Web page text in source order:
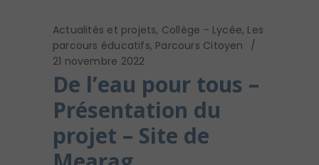
Actualités et projets, Collège - Lycée, Les
parcours éducatifs, Parcours Citoyen
21 novembre 2022
De l’eau pour tous –
Présentation du
projet – Site de